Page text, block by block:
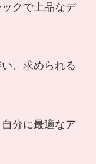
クで上品なデ
、求められる
分に最適なア